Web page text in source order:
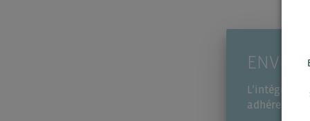
ENVIE
adhérents